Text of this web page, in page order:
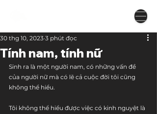
Tính nam, tính nữ
30 thg 10, 2023 3 phút đọc
Sinh ra là một người nam, có những vấn đề
của người nữ mà có lẽ cả cuộc đời tôi cũng
không thể hiểu.
Tôi không thể hiểu được việc có kinh nguyệt là